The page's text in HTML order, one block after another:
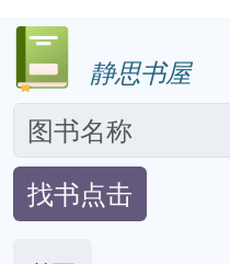
静思书屋
找书点击